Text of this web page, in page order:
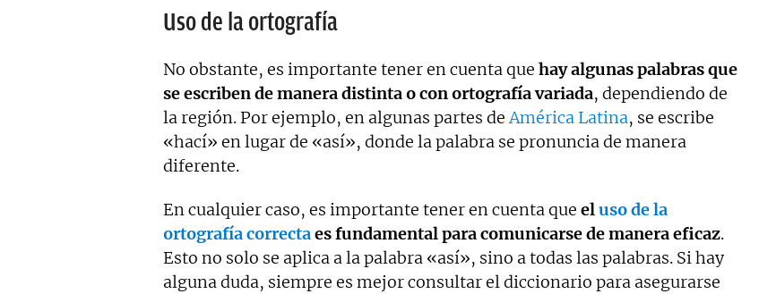
Uso de la ortografía
No obstante, es importante tener en cuenta que hay algunas palabras que
se escriben de manera distinta o con ortografía variada, dependiendo de
la región. Por ejemplo, en algunas partes deAmérica Latina, se escribe
«hací» en lugar de «así», donde la palabra se pronuncia de manera
diferente.
En cualquier caso, es importante tener en cuenta que eluso de la
ortografía correctaes fundamental para comunicarse de manera eficaz.
Esto no solo se aplica a la palabra «así», sino a todas las palabras. Si hay
alguna duda, siempre es mejor consultar el diccionario para asegurarse